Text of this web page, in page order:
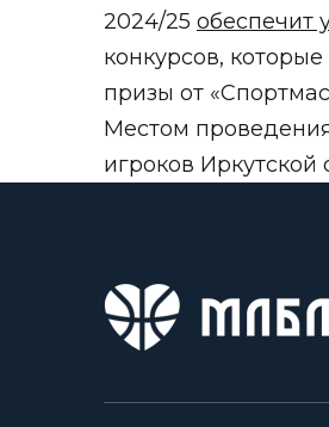
2024/25 обеспечит
конкурсов,
призы от
Местом
игроков Иркутской